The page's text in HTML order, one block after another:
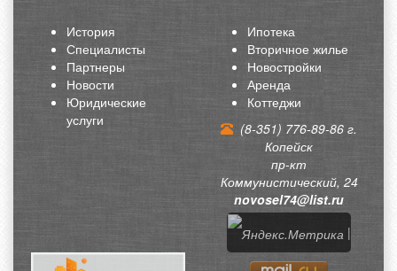
История
Специалисты
Партнеры
Новости
Юридические
услуги
Ипотека
Вторичное жилье
Новостройки
Аренда
Коттеджи
(8-351) 776-89-86 г.
Копейск
пр-кт
Коммунистический, 24
novosel74@list.ru
|